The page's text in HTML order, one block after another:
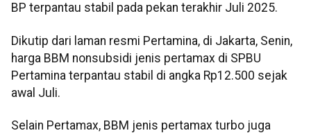
BP terpantau stabil pada pekan terakhir Juli 2025.
Dikutip dari laman resmi Pertamina, di Jakarta, Senin,
harga BBM nonsubsidi jenis pertamax di SPBU
Pertamina terpantau stabil di angka Rp12.500 sejak
awal Juli.
Selain Pertamax, BBM jenis pertamax turbo juga